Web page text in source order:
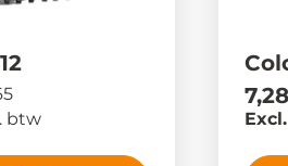
btw
7,28